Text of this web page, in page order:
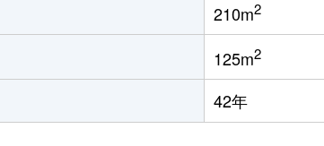
210m2
125m2
42年